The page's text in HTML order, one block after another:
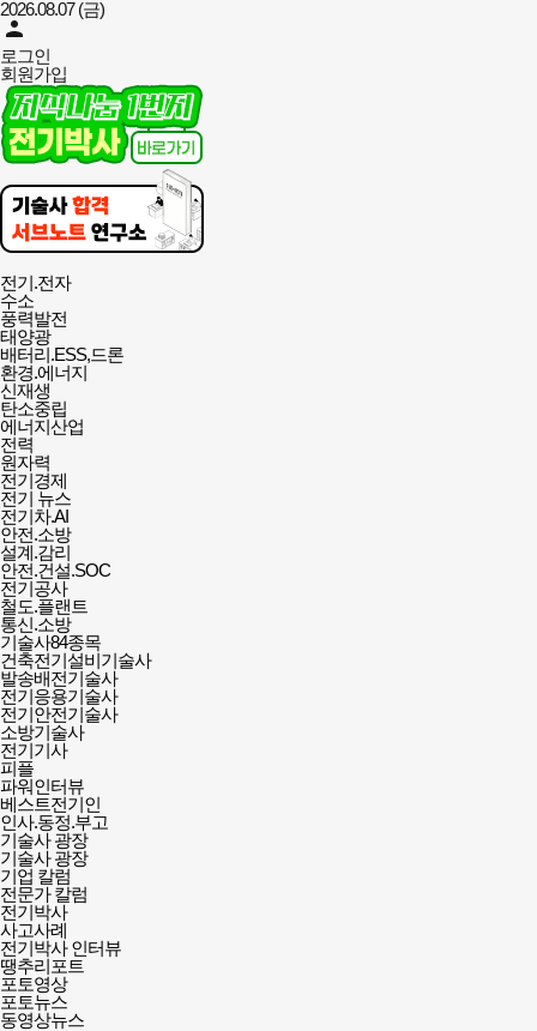
2026.08.07 (금)
person
로그인
회원가입
전기박사신문
전체메뉴
열기/
닫기
전기.전자
수소
풍력발전
태양광
배터리.ESS,드론
환경.에너지
신재생
탄소중립
에너지산업
전력
원자력
전기경제
전기 뉴스
전기차.AI
안전.소방
설계.감리
안전.건설.SOC
전기공사
철도.플랜트
통신.소방
기술사84종목
건축전기설비기술사
발송배전기술사
전기응용기술사
전기안전기술사
소방기술사
전기기사
피플
파워인터뷰
베스트전기인
인사.동정.부고
기술사 광장
기술사 광장
기업 칼럼
전문가 칼럼
전기박사
사고사례
전기박사 인터뷰
땡추리포트
포토영상
포토뉴스
동영상뉴스